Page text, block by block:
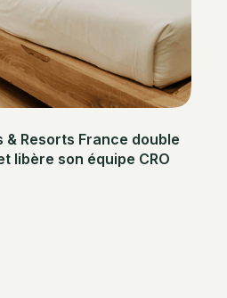
Resorts France double
libère son équipe CRO